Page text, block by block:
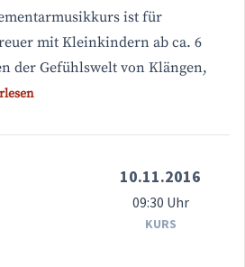
ist für
mit Kleinkindern ab ca. 6
der Gefühlswelt von Klängen,
10.11.2016
09:30 Uhr
KURS